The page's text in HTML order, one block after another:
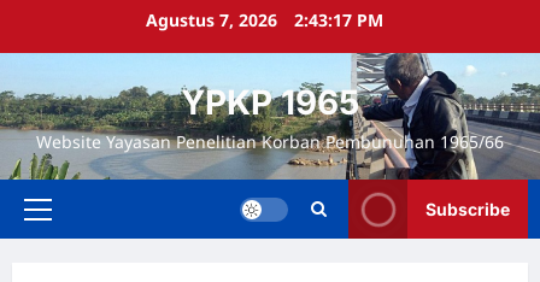
Agustus 7, 2026 2:43:17 PM
YPKP 1965
Website Yayasan Penelitian Korban Pembunuhan 1965/66
Primary
Subscribe